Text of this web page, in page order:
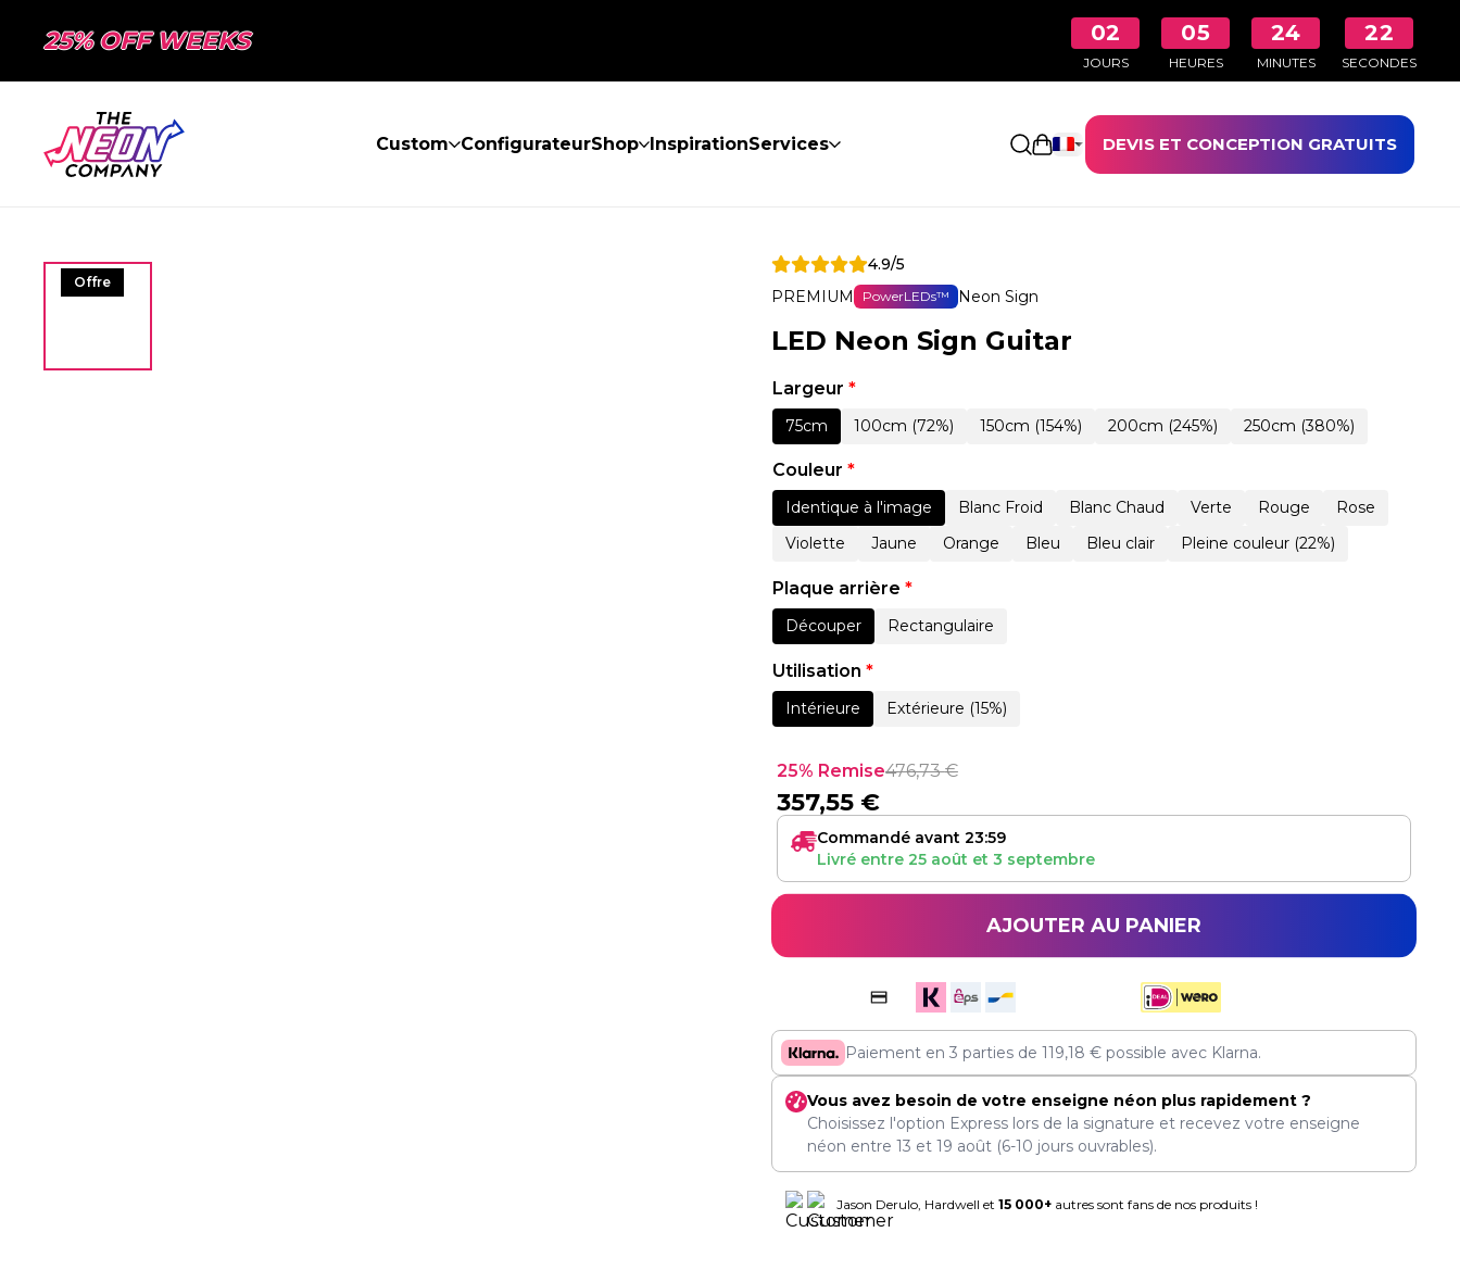
25% OFF WEEKS 02
JOURS
05
HEURES
24
MINUTES
21
SECONDES
Custom ConfigurateurShop InspirationServices Ouvrir le panierDEVIS ET CONCEPTION GRATUITS
Offre
4.9/5
PREMIUM
PowerLEDs™ Neon Sign
LED Neon Sign Guitar
Largeur *
75cm 100cm (72%) 150cm (154%) 200cm (245%) 250cm (380%)
Couleur *
Identique à l'image Blanc Froid Blanc Chaud Verte Rouge
Rose
Violette
Jaune Orange Bleu Bleu clair Pleine couleur (22%)
Plaque arrière *
Découper Rectangulaire
Utilisation *
Intérieure Extérieure (15%)
25% Remise476,73€
357,55 €
Commandé avant 23:59
Livré entre 25 août et 3 septembre
AJOUTER AU PANIER
Paiement en 3 parties de119,18€ possible avec Klarna.
Vous avez besoin de votre enseigne néon plus rapidement ?
Choisissez l'option Express lors de la signature et recevez votre enseigne
néon entre 13 et 19 août(6-10 jours ouvrables).
Jason Derulo, Hardwell et 15 000+autres sont fans de nos produits !